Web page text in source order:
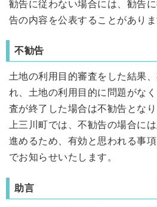
勧告に従わない場合には、勧告
告の内容を公表することがありま
不勧告
土地の利用目的審査をした結果
れ、土地の利用目的に問題がな
査が終了した場合は不勧告となり
上三川町では、不勧告の場合に
進めるため、有効と思われる事
でお知らせいたします。
助言